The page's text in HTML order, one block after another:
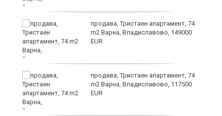
продава, Тристаен апартамент, 74
m2 Варна, Владиславово, 149000
EUR
продава, Тристаен апартамент, 74
m2 Варна, Владиславово, 117500
EUR